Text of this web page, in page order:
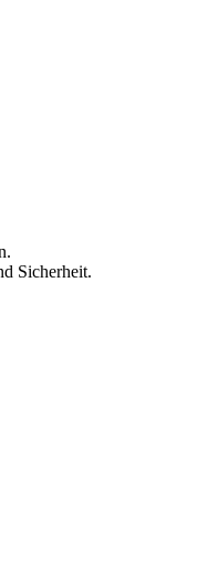
Sicherheit.